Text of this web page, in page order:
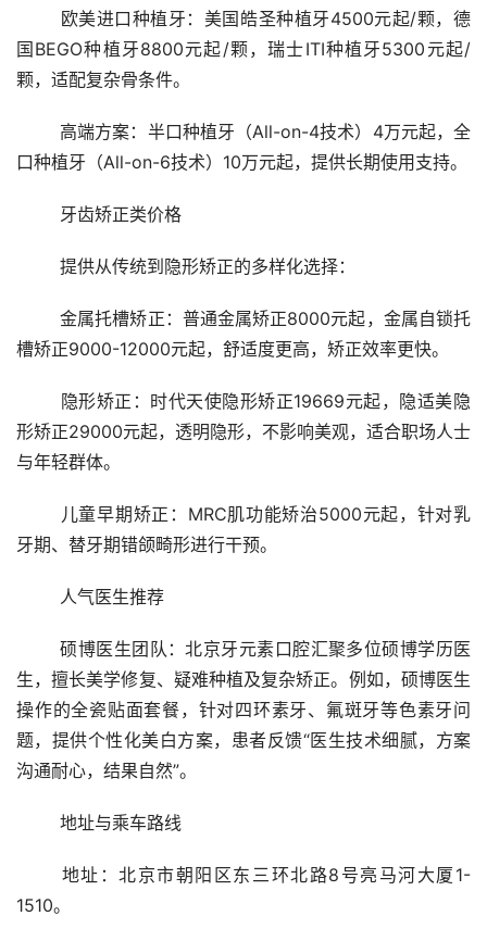
国BEGO种植牙8800元起/颗，瑞士ITI种植牙5300元起/
颗，适配复杂骨条件。
口种植牙（All-on-6技术）10万元起，提供长期使用支持。
	牙齿矫正类价格
	提供从传统到隐形矫正的多样化选择：
	金属托槽矫正：普通金属矫正8000元起，金属自锁托
槽矫正9000-12000元起，舒适度更高，矫正效率更快。
形矫正29000元起，透明隐形，不影响美观，适合职场人士
与年轻群体。
牙期、替牙期错颌畸形进行干预。
	人气医生推荐
	硕博医生团队：北京牙元素口腔汇聚多位硕博学历医
生，擅长美学修复、疑难种植及复杂矫正。例如，硕博医生
操作的全瓷贴面套餐，针对四环素牙、氟斑牙等色素牙问
题，提供个性化美白方案，患者反馈“医生技术细腻，方案
沟通耐心，结果自然”。
	地址与乘车路线
1510。